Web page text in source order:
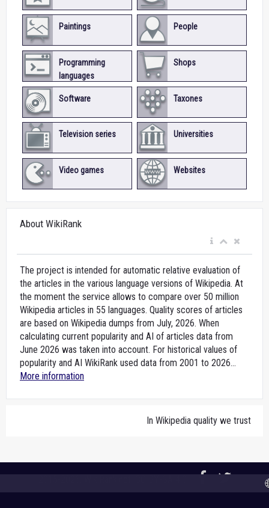
Paintings People
Programming
languages
Shops
Software Taxones
Television series Universities
Video games Websites
About WikiRank
The project is intended for automatic relative evaluation of
the articles in the various language versions of Wikipedia. At
the moment the service allows to compare over 50 million
Wikipedia articles in 55 languages. Quality scores of articles
are based on Wikipedia dumps from July, 2026. When
calculating current popularity and AI of articles data from
June 2026 was taken into account. For historical values of
popularity and AI WikiRank used data from 2001 to 2026...
More information
In Wikipedia quality we trust
🌐